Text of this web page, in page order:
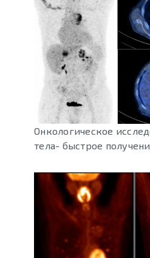
Онкологическое
тела- быстрое